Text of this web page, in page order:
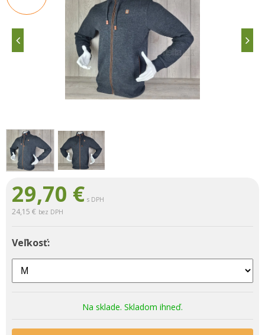
29,70 € s DPH
24,15 € bez DPH
Veľkosť:
Na sklade. Skladom ihneď.